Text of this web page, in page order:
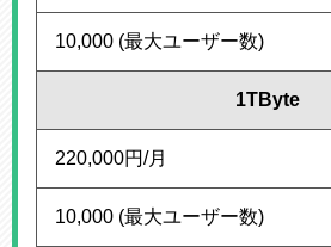
10,000 (最大ユーザー数)
1TByte
220,000円/月
10,000 (最大ユーザー数)